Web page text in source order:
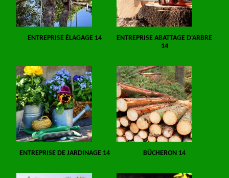
ENTREPRISE ÉLAGAGE 14
ENTREPRISE ABATTAGE D'ARBRE
14
ENTREPRISE DE JARDINAGE 14 BÛCHERON 14